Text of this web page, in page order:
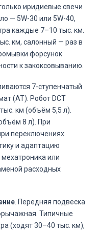
иридиевые свечи
— 5W-30 или 5W-40,
каждые 7–10 тыс. км.
км, салонный — раз в
форсунок
к закоксовыванию.
7-ступенчатый
(AT). Робот DCT
км (объём 5,5 л).
8 л). При
переключениях
и адаптацию
или
расходных
. Передняя подвеска
Типичные
(ходят 30–40 тыс. км),